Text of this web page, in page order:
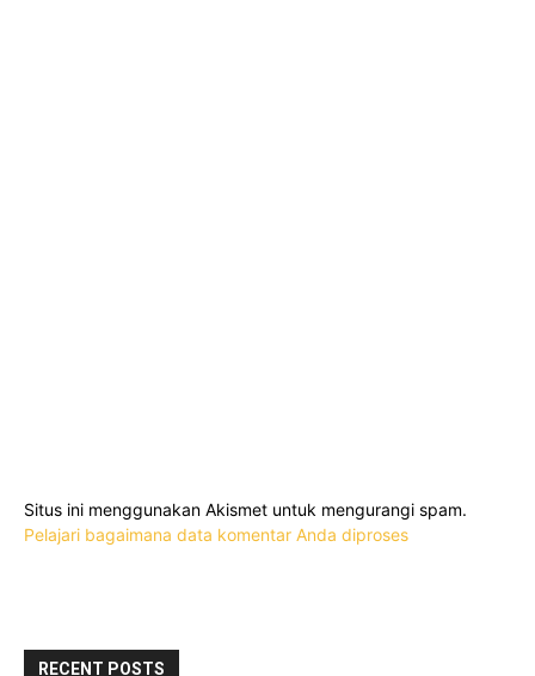
Situs ini menggunakan Akismet untuk mengurangi spam.
Pelajari bagaimana data komentar Anda diproses
RECENT POSTS